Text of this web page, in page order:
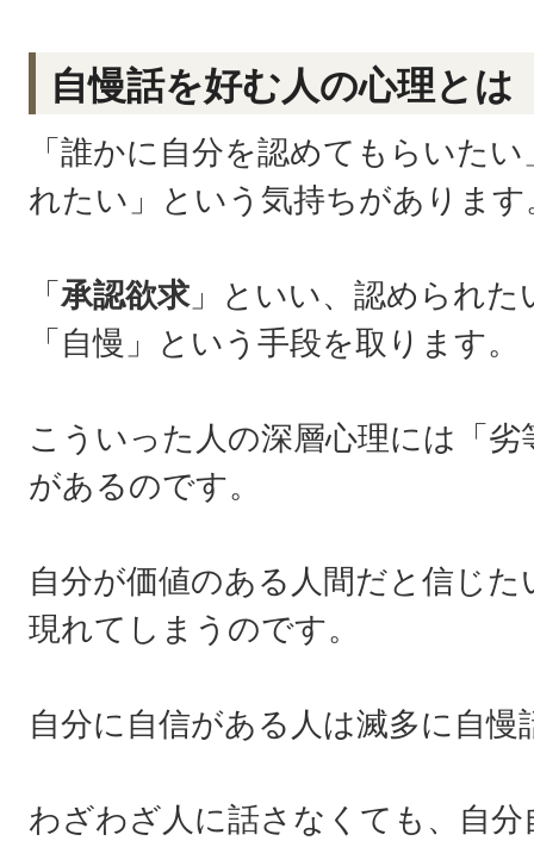
自慢話を好む人の心理とは
「誰かに自分を認めてもらいた
れたい」という気持ちがあります
「 承認欲求」といい、認められ
「自慢」という手段を取ります。
こういった人の深層心理には「
があるのです。
自分が価値のある人間だと信じ
現れてしまうのです。
自分に自信がある人は滅多に自
わざわざ人に話さなくても、自